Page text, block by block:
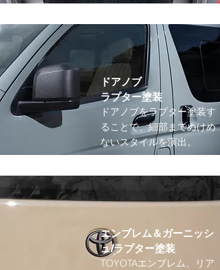
ドアノブ
ラプター塗装
ドアノブをラプター塗装す
ることで、細部までぬけめ
ないスタイルを演出。
エンブレム＆ガーニッシ
ュ/ラプター塗装
TOYOTAエンブレム、リア